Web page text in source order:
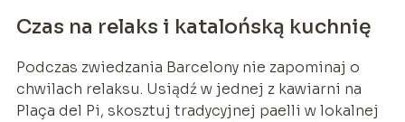
Czas na relaks i katalońską kuchnię
Podczas zwiedzania Barcelony nie zapominaj o
chwilach relaksu. Usiądź w jednej z kawiarni na
Plaça del Pi, skosztuj tradycyjnej paelli w lokalnej